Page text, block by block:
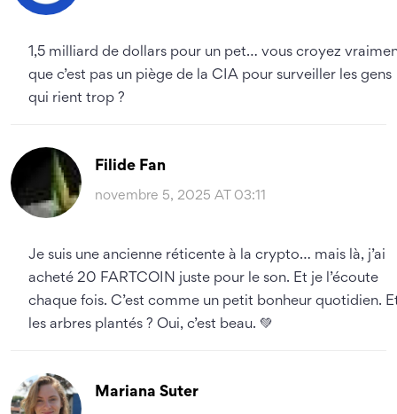
1,5 milliard de dollars pour un pet… vous croyez
que c’est pas un piège de la CIA pour surveiller les gens
qui rient trop ?
Filide Fan
novembre 5, 2025 AT 03:11
Je suis une ancienne réticente à la crypto… mais là, j’ai
acheté 20 FARTCOIN juste pour le son. Et je l’écoute
chaque fois. C’est comme un petit bonheur quotidien.
les arbres plantés ? Oui, c’est beau. 💚
Mariana Suter